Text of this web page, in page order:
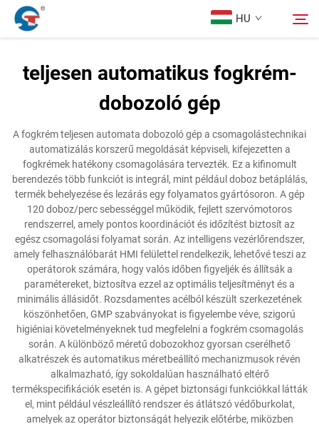
HU
Rólunk
Termékek
Tervezési Eset
Szolgáltatás
Hírek
Kapcsolat
teljesen automatikus fogkrém-
dobozoló gép
A fogkrém teljesen automata dobozoló gép a csomagolástechnikai
automatizálás korszerű megoldását képviseli, kifejezetten a
fogkrémek hatékony csomagolására tervezték. Ez a kifinomult
berendezés több funkciót is integrál, mint például doboz betáplálás,
termék behelyezése és lezárás egy folyamatos gyártósoron. A gép
120 doboz/perc sebességgel működik, fejlett szervómotoros
rendszerrel, amely pontos koordinációt és időzítést biztosít az
egész csomagolási folyamat során. Az intelligens vezérlőrendszer,
amely felhasználóbarát HMI felülettel rendelkezik, lehetővé teszi az
operátorok számára, hogy valós időben figyeljék és állítsák a
paramétereket, biztosítva ezzel az optimális teljesítményt és a
minimális állásidőt. Rozsdamentes acélból készült szerkezetének
köszönhetően, GMP szabványokat is figyelembe véve, szigorú
higiéniai követelményeknek tud megfelelni a fogkrém csomagolás
során. A különböző méretű dobozokhoz gyorsan cserélhető
alkatrészek és automatikus méretbeállító mechanizmusok révén
alkalmazható, így sokoldalúan használható eltérő
termékspecifikációk esetén is. A gépet biztonsági funkciókkal látták
el, mint például vészleállító rendszer és átlátszó védőburkolat,
amelyek az operátor biztonságát helyezik előtérbe, miközben